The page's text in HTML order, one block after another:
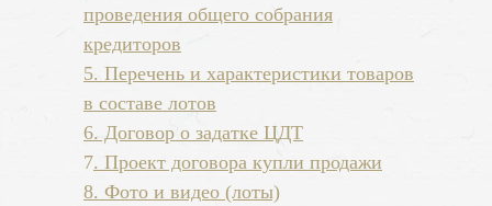
проведения общего собрания
кредиторов
5. Перечень и характеристики товаров
в составе лотов
6. Договор о задатке ЦДТ
7. Проект договора купли продажи
8. Фото и видео (лоты)